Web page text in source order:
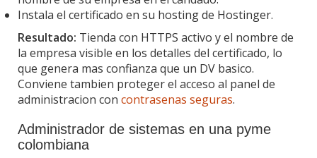
Instala el certificado en su hosting de Hostinger.
Resultado: Tienda con HTTPS activo y el nombre de
la empresa visible en los detalles del certificado, lo
que genera mas confianza que un DV basico.
Conviene tambien proteger el acceso al panel de
administracion con contrasenas seguras.
Administrador de sistemas en una pyme
colombiana